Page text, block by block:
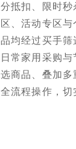
抵扣、限时秒
、活动专区与
均经过买手筛
常家用采购与
商品、叠加多
流程操作，切